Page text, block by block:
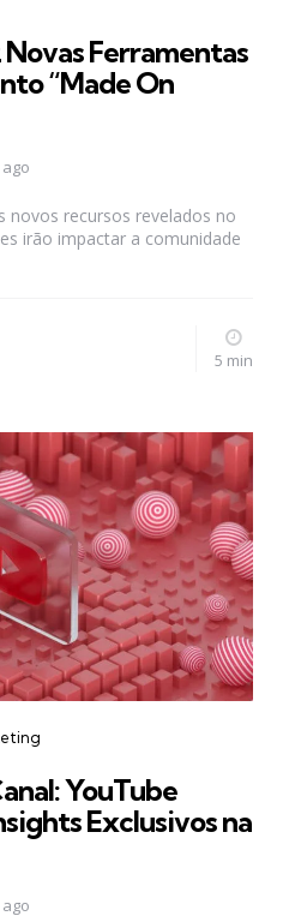
Ferramentas
“Made On
novos recursos revelados no
irão impactar a comunidade
5 min
YouTube
Exclusivos na